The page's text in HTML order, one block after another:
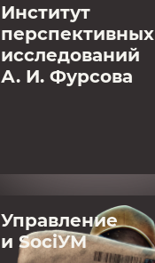
Институт
перспективных
исследований
А. И. Фурсова
Управление
и SociУМ